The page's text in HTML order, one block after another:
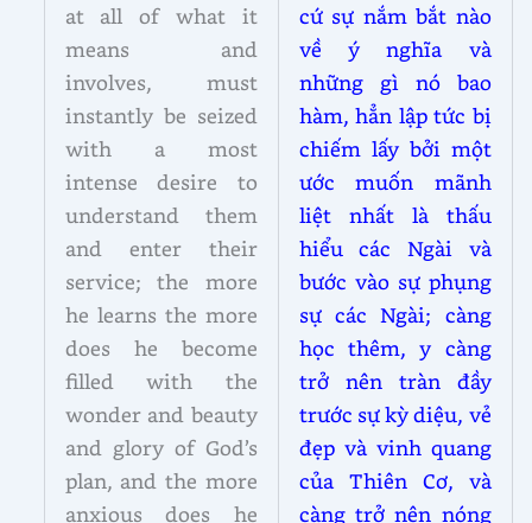
at all of what it
means and
involves, must
instantly be seized
with a most
intense desire to
understand them
and enter their
service; the more
he learns the more
does he become
filled with the
wonder and beauty
and glory of God’s
plan, and the more
anxious does he
cứ sự nắm bắt nào
về ý nghĩa và
những gì nó bao
hàm, hẳn lập tức bị
chiếm lấy bởi một
ước muốn mãnh
liệt nhất là thấu
hiểu các Ngài và
bước vào sự phụng
sự các Ngài; càng
học thêm, y càng
trở nên tràn đầy
trước sự kỳ diệu, vẻ
đẹp và vinh quang
của Thiên Cơ, và
càng trở nên nóng